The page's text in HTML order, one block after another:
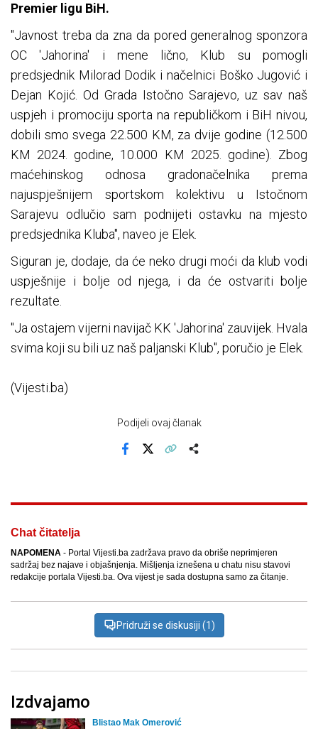
Premier ligu BiH.
"Javnost treba da zna da pored generalnog sponzora
OC 'Jahorina' i mene lično, Klub su pomogli
predsjednik Milorad Dodik i načelnici Boško Jugović i
Dejan Kojić. Od Grada Istočno Sarajevo, uz sav naš
uspjeh i promociju sporta na republičkom i BiH nivou,
dobili smo svega 22.500 KM, za dvije godine (12.500
KM 2024. godine, 10.000 KM 2025. godine). Zbog
maćehinskog odnosa gradonačelnika prema
najuspješnijem sportskom kolektivu u Istočnom
Sarajevu odlučio sam podnijeti ostavku na mjesto
predsjednika Kluba", naveo je Elek.
Siguran je, dodaje, da će neko drugi moći da klub vodi
uspješnije i bolje od njega, i da će ostvariti bolje
rezultate.
"Ja ostajem vijerni navijač KK 'Jahorina' zauvijek. Hvala
svima koji su bili uz naš paljanski Klub", poručio je Elek.
(Vijesti.ba)
Podijeli ovaj članak
Chat čitatelja
NAPOMENA - Portal Vijesti.ba zadržava pravo da obriše neprimjeren
sadržaj bez najave i objašnjenja. Mišljenja iznešena u chatu nisu stavovi
redakcije portala Vijesti.ba. Ova vijest je sada dostupna samo za čitanje.
Pridruži se diskusiji (1)
Izdvajamo
Blistao Mak Omerović